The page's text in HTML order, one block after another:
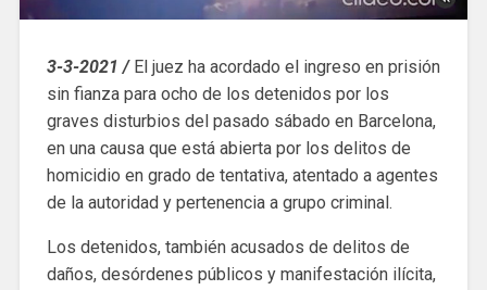
3-3-2021 / El juez ha acordado el ingreso en prisión
sin fianza para ocho de los detenidos por los
graves disturbios del pasado sábado en Barcelona,
en una causa que está abierta por los delitos de
homicidio en grado de tentativa, atentado a agentes
de la autoridad y pertenencia a grupo criminal.
Los detenidos, también acusados de delitos de
daños, desórdenes públicos y manifestación ilícita,